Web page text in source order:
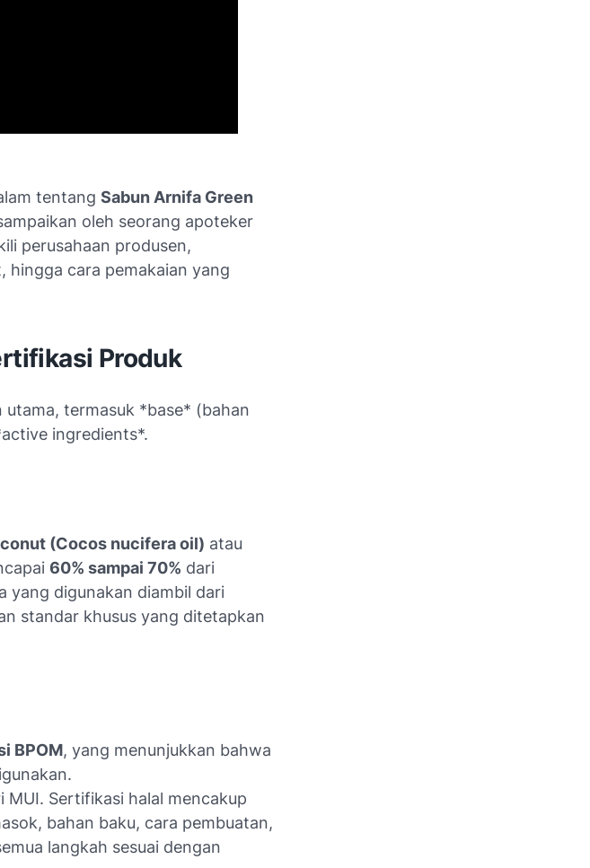
tentang Sabun Arnifa Green
oleh seorang apoteker
perusahaan produsen,
hingga cara pemakaian yang
Produk
termasuk *base* (bahan
ingredients*.
(Cocos nucifera oil) atau
60% sampai 70% dari
yang digunakan diambil dari
standar khusus yang ditetapkan
BPOM, yang menunjukkan bahwa
MUI. Sertifikasi halal mencakup
bahan baku, cara pembuatan,
langkah sesuai dengan